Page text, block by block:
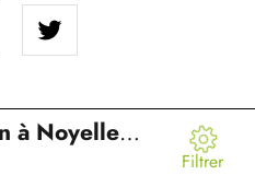
Maisons clé en main à Noyelles-sous-Lens (62)
Filtrer